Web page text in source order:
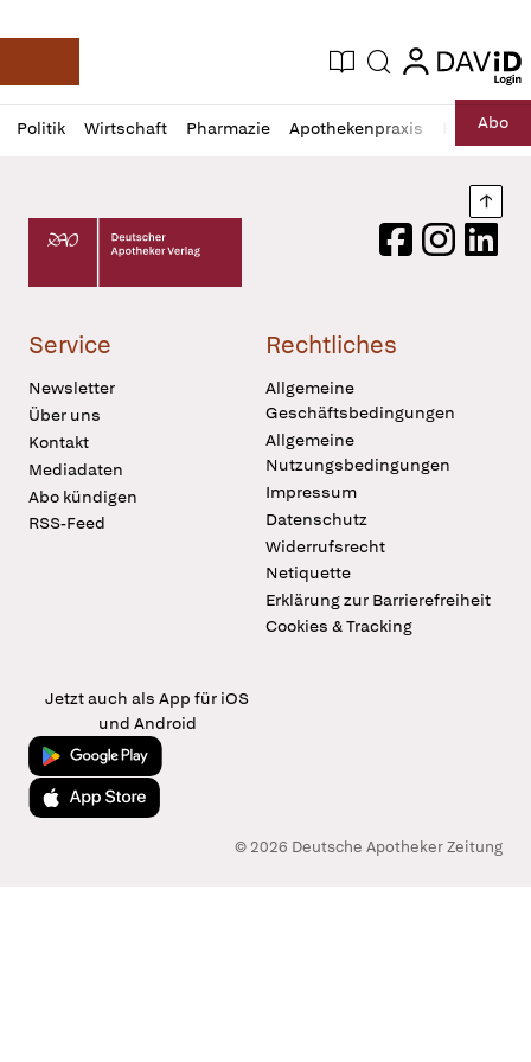
Deutsche Apotheker Zeitung
Aktuelle Ausgabe
Suche login
login
Politik Wirtschaft Pharmazie Apothekenpraxis RechtAbo
Profil
öffnen
Daz
Pur
Deutscher Apotheker Verlag Logo
FacebookInstagram
Service
Newsletter
Über uns
Kontakt
Mediadaten
Abo kündigen
RSS-Feed
Rechtliches
Allgemeine
Geschäftsbedingungen
Allgemeine
Nutzungsbedingungen
Impressum
Datenschutz
Widerrufsrecht
Netiquette
Erklärung zur Barrierefreiheit
Cookies & Tracking
Jetzt auch als App für iOS
und Android
Jetzt bei Google Play
Laden im App Store
© 2026 Deutsche Apotheker Zeitung